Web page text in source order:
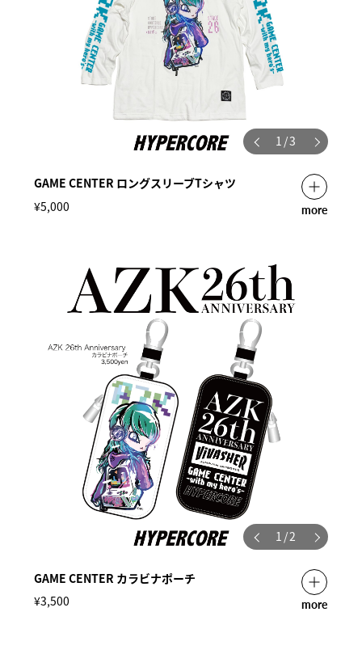
1 /3
GAME CENTER ロングスリーブTシャツ
¥5,000
more
1 /2
GAME CENTER カラビナポーチ
¥3,500
more